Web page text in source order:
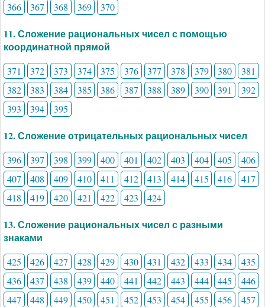
366
367 368 369 370
11. Сложение рациональных чисел с помощью
координатной прямой
371 372 373 374 375 376 377 378 379 380
381
382
383 384 385 386 387 388 389 390 391
392
393
394 395
12. Сложение отрицательных рациональных чисел
396 397 398 399 400 401 402 403 404 405
406
407
408 409 410 411 412 413 414 415 416
417
418
419 420 421 422 423 424
13. Сложение рациональных чисел с разными
знаками
425 426 427 428 429 430 431 432 433 434
435
436
437 438 439 440 441 442 443 444 445
446
447
448 449 450 451 452 453 454 455 456
457